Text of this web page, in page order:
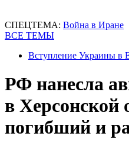
СПЕЦТЕМА: Война в Иране
ВСЕ ТЕМЫ
Вступление Украины в
РФ нанесла
в Херсонской
погибший и